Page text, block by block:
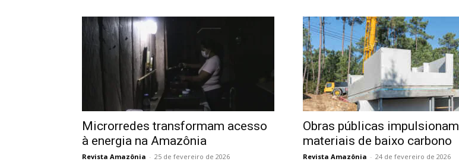
Microrredes transformam acesso
à energia na Amazônia
Revista Amazônia - 25 de fevereiro de 2026
Obras públicas impulsionam
materiais de baixo carbono
Revista Amazônia - 24 de fevereiro de 2026